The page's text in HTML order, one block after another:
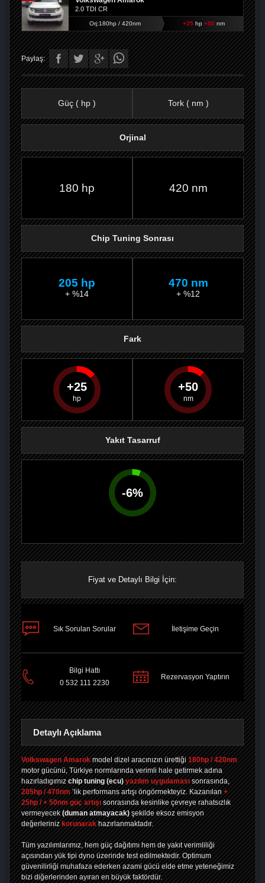
2.0 TDI CR
Orj:180hp / 420nm +25hp +50 nm
Paylaş:
PAYLAŞPAYLAŞPLUS'TA
Güç ( hp ) Tork ( nm )
Orjinal
180 hp 420 nm
Chip Tuning Sonrası
205 hp
+ %14
470 nm
+ %12
Fark
25 50
Yakıt Tasarruf
-6%
Fiyat ve Detaylı Bilgi İçin:
Sık Sorulan Sorular İletişime Geçin
Bilgi Hattı
0 532 111 2230
Rezervasyon Yaptırın
Detaylı Açıklama
Volkswagen Amarok model dizel aracınızın ürettiği 180hp / 420nm
motor gücünü, Türkiye normlarında verimli hale getirmek adına
hazırladıgımız chip tuning (ecu) yazılım uygulaması sonrasında,
205hp / 470nm ’lik performans artışı öngörmekteyiz. Kazanılan +
25hp / + 50nm güç artışı sonrasında kesinlike çevreye rahatsızlık
vermeyecek (duman atmayacak) şekilde eksoz emisyon
değerleriniz korunarak hazırlanmaktadır.
Tüm yazılımlarımız, hem güç dağıtımı hem de yakıt verimliliği
açısından yük tipi dyno üzerinde test edilmektedir. Optimum
güvenilirliği muhafaza ederken azami gücü elde etme yeteneğimiz
bizi diğerlerinden ayıran en büyük faktördür.